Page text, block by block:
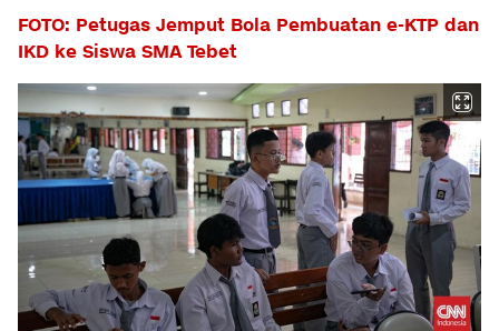
FOTO: Petugas Jemput Bola Pembuatan e-KTP dan
IKD ke Siswa SMA Tebet